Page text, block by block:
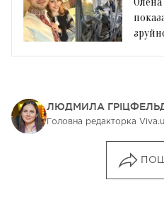
ЛЮДМИЛА
Головна редакторка